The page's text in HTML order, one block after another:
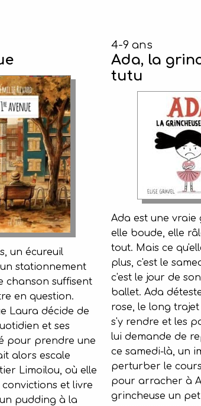
un écureuil
stationnement
chanson suffisent
en question.
Laura décide de
et ses
pour prendre une
alors escale
Limoilou, où elle
convictions et livre
pudding à la
4-9 ans
Ada, la
tutu
Ada est une vraie
elle boude, elle
tout. Mais ce
plus, c'est le
c'est le jour de
ballet. Ada
rose, le long
s'y rendre et les
lui demande de
ce samedi-là, un
perturber le
pour arracher à
grincheuse un